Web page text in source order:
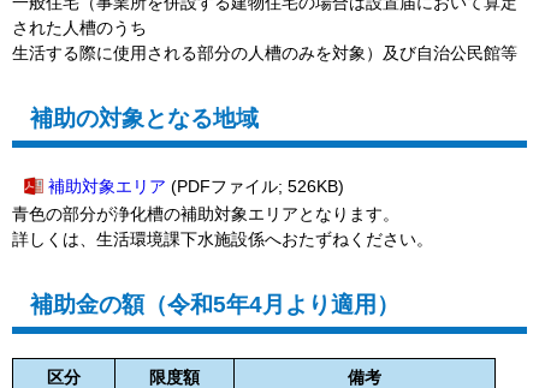
された人槽のうち
生活する際に使用される部分の人槽のみを対象）及び自治公民館等
補助の対象となる地域
補助対象エリア (PDFファイル; 526KB)
青色の部分が浄化槽の補助対象エリアとなります。
詳しくは、生活環境課下水施設係へおたずねください。
補助金の額（令和5年4月より適用）
区分 限度額 備考